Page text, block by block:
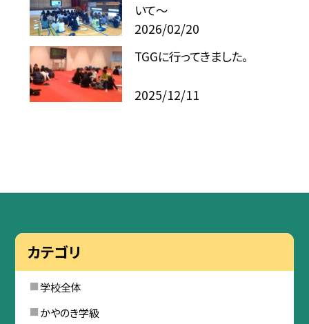
いて～
2026/02/20
TGGに行ってきました。
2025/12/11
カテゴリ
学校全体
かやのき学級